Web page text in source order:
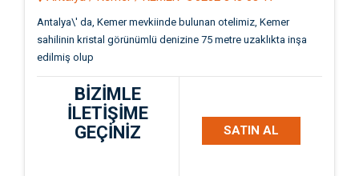
Antalya\' da, Kemer mevkiinde bulunan otelimiz, Kemer
sahilinin kristal görünümlü denizine 75 metre uzaklıkta inşa
edilmiş olup
BİZİMLE
İLETİŞİME
GEÇİNİZ
SATIN AL